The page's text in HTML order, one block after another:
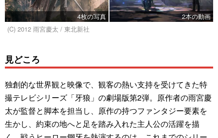
4枚の写真
2本の動画
(C) 2012 雨宮慶太 / 東北新社
見どころ
独創的な世界観と映像で、観客の熱い支持を受けてきた特
撮テレビシリーズ「牙狼」の劇場版第2弾。原作者の雨宮慶
太が監督と脚本を担当し、原作の持つファンタジー要素を
生かし、約束の地へと足を踏み入れた主人公の活躍を描